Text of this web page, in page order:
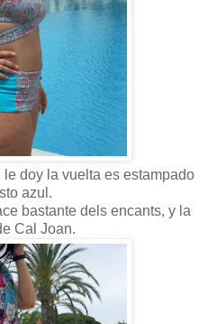
doy la vuelta es estampado
azul.
bastante dels encants, y la
Cal Joan.